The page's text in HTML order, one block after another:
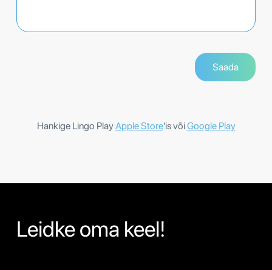
Hankige Lingo PlayApple Store'is võiGoogle Play
Leidke oma keel!